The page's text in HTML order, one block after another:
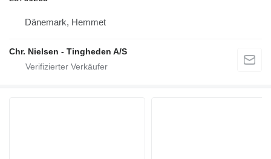
Dänemark, Hemmet
Chr. Nielsen - Tingheden A/S